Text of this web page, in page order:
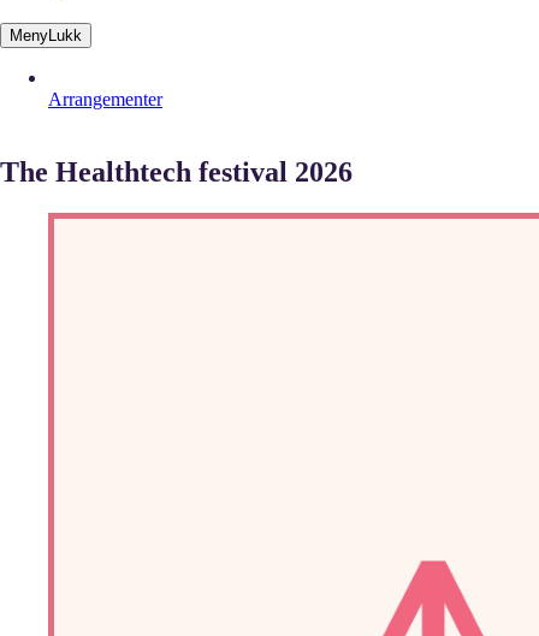
MenyLukk
Arrangementer
The Healthtech festival 2026